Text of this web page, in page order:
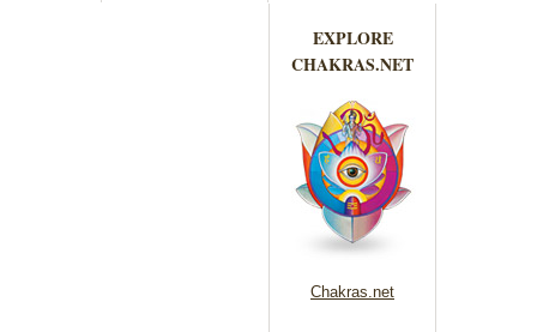
EXPLORE
CHAKRAS.NET
Chakras.net